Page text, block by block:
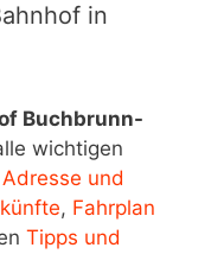
in
Buchbrunn-
wichtigen
Adresse und
, Fahrplan
Tipps und